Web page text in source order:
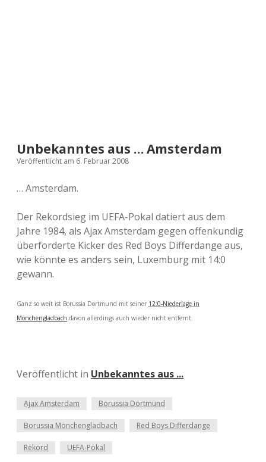
Unbekanntes aus … Amsterdam
Veröffentlicht am 6. Februar 2008
… Amsterdam.
Der Rekordsieg im UEFA-Pokal datiert aus dem
Jahre 1984, als Ajax Amsterdam gegen offenkundig
überforderte Kicker des Red Boys Differdange aus,
wie könnte es anders sein, Luxemburg mit 14:0
gewann.
Ganz so weit ist Borussia Dortmund mit seiner 12:0-Niederlage in
Mönchengladbach davon allerdings auch wieder nicht entfernt.
Veröffentlicht in Unbekanntes aus ...
Ajax Amsterdam Borussia Dortmund
Borussia Mönchengladbach Red Boys Differdange
Rekord UEFA-Pokal